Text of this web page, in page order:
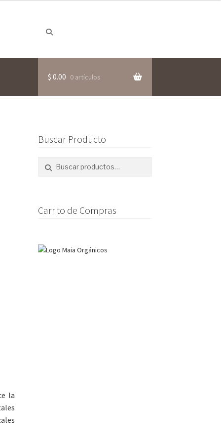
por:
$ 0.00 0 artículos
la
Buscar Producto
Buscar
Buscar
Carrito de Compras